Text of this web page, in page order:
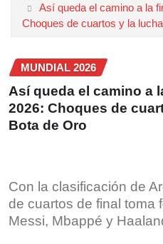
Así queda el camino a la
Choques de cuartos y la
MUNDIAL 2026
Así queda el camino a
2026: Choques de
Bota de Oro
Con la clasificación de
de cuartos de final toma
Messi, Mbappé y